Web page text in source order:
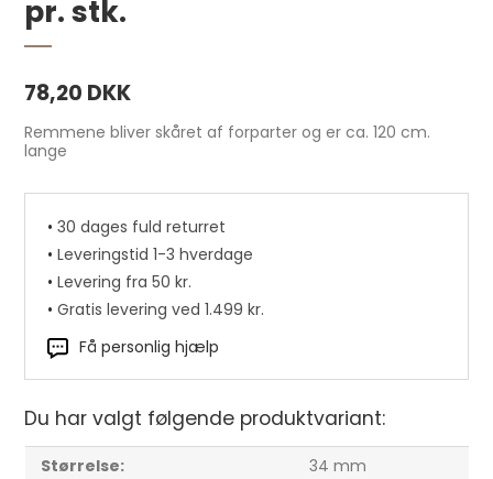
Forpart, 2,0-2,2 mm 20x120 cm Natur pr.
pr. stk.
78,20 DKK
Remmene bliver skåret af forparter og er ca. 120 cm.
lange
•30 dages fuld returret
•Leveringstid 1-3 hverdage
•Levering fra 50 kr.
•Gratis levering ved 1.499 kr.
Få personlig hjælp
Du har valgt følgende produktvariant:
Størrelse:
34 mm